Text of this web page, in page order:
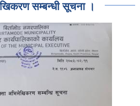
सम्बन्धी सूचना ।